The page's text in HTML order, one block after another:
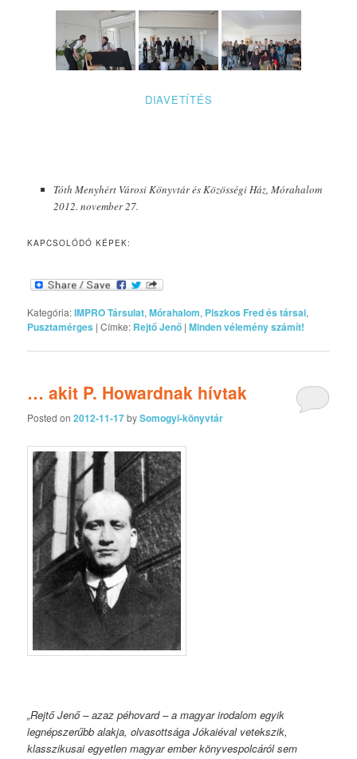
DIAVETÍTÉS
Tóth Menyhért Városi Könyvtár és Közösségi Ház, Mórahalom
2012. november 27.
KAPCSOLÓDÓ KÉPEK:
Kategória:IMPRO Társulat,Mórahalom, Piszkos Fred és társai,
Pusztamérges |Címke: Rejtő Jenő |Minden vélemény számít!
… akit P. Howardnak hívtak
Posted on2012-11-17bySomogyi-könyvtár
„Rejtő Jenő – azaz péhovard – a magyar irodalom egyik
legnépszerűbb alakja, olvasottsága Jókaiéval vetekszik,
klasszikusai egyetlen magyar ember könyvespolcáról sem